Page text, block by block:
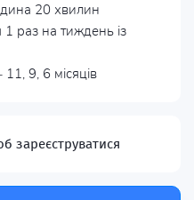
20 хвилин
1 раз на тиждень із
11, 9, 6 місяців
зареєструватися